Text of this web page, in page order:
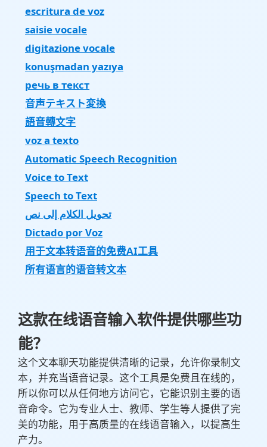
escritura de voz
saisie vocale
digitazione vocale
konuşmadan yazıya
речь в текст
音声テキスト変換
語音轉文字
voz a texto
Automatic Speech Recognition
Voice to Text
Speech to Text
تحويل الكلام إلى نص
Dictado por Voz
用于文本转语音的免费AI工具
所有语言的语音转文本
这款在线语音输入软件提供哪些功
能？
这个文本聊天功能提供清晰的记录，允许你录制文
本，并充当语音记录。这个工具是免费且在线的，
所以你可以从任何地方访问它，它能识别主要的语
音命令。它为专业人士、教师、学生等人提供了完
美的功能，用于高质量的在线语音输入，以提高生
产力。